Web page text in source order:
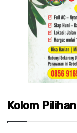
Kolom Pilihan